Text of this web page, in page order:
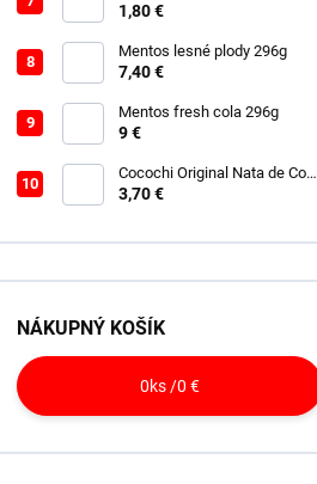
1,80 €
Mentos lesné plody 296g
7,40 €
Mentos fresh cola 296g
9 €
Cocochi Original Nata de Coco
450ml
3,70 €
NÁKUPNÝ KOŠÍK
0ks /0 €